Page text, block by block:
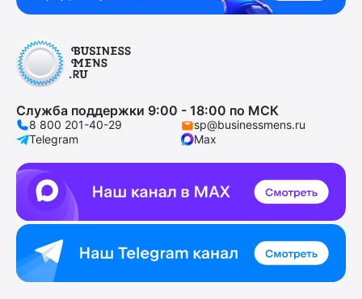
Служба поддержки 9:00 - 18:00 по МСК
8 800 201-40-29
sp@businessmens.ru
Telegram
Max